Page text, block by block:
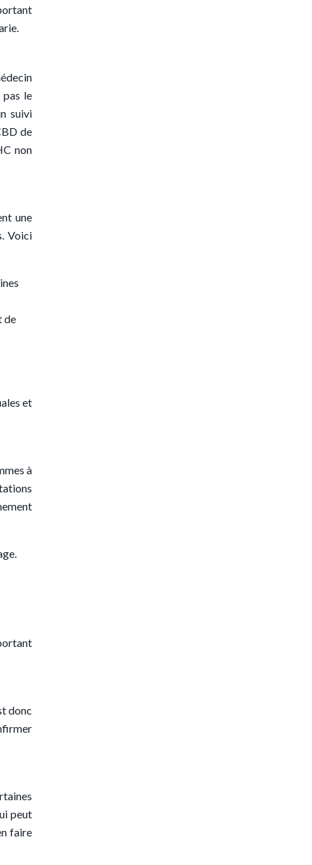
le
suivi
de
non
une
Voici
de
et
à
donc
peut
faire